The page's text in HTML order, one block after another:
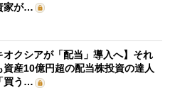
家が…
オクシアが「配当」導入へ】それ
資産10億円超の配当株投資の達人
買う…